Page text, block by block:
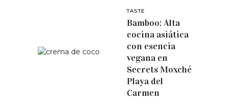
TASTE
Bamboo: Alta
cocina asiática
con esencia
vegana en
Secrets Moxché
Playa del
Carmen